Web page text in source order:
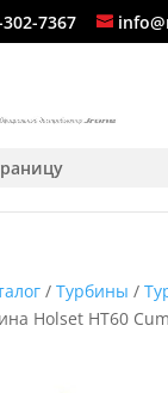
7367
/ Турбины /
Holset HT60